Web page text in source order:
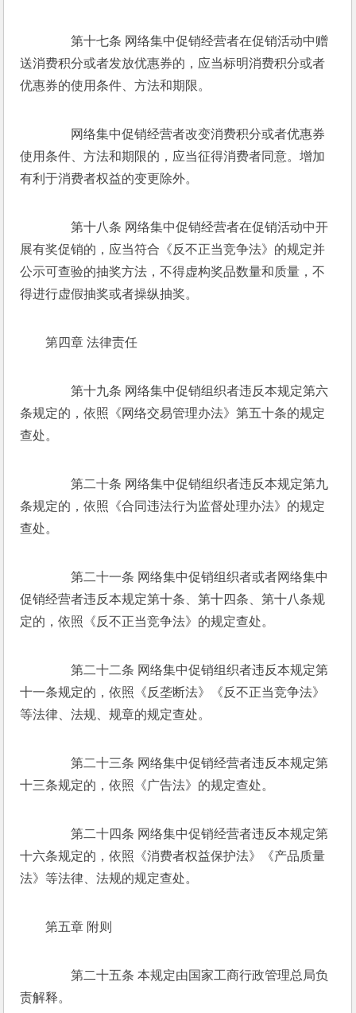
第十七条 网络集中促销经营者在促销活动中赠
送消费积分或者发放优惠券的，应当标明消费积分或者
优惠券的使用条件、方法和期限。
网络集中促销经营者改变消费积分或者优惠券
使用条件、方法和期限的，应当征得消费者同意。增加
有利于消费者权益的变更除外。
第十八条 网络集中促销经营者在促销活动中开
展有奖促销的，应当符合《反不正当竞争法》的规定并
公示可查验的抽奖方法，不得虚构奖品数量和质量，不
得进行虚假抽奖或者操纵抽奖。
第四章 法律责任
第十九条 网络集中促销组织者违反本规定第六
条规定的，依照《网络交易管理办法》第五十条的规定
查处。
第二十条 网络集中促销组织者违反本规定第九
条规定的，依照《合同违法行为监督处理办法》的规定
查处。
第二十一条 网络集中促销组织者或者网络集中
促销经营者违反本规定第十条、第十四条、第十八条规
定的，依照《反不正当竞争法》的规定查处。
第二十二条 网络集中促销组织者违反本规定第
十一条规定的，依照《反垄断法》《反不正当竞争法》
等法律、法规、规章的规定查处。
第二十三条 网络集中促销经营者违反本规定第
十三条规定的，依照《广告法》的规定查处。
第二十四条 网络集中促销经营者违反本规定第
十六条规定的，依照《消费者权益保护法》《产品质量
法》等法律、法规的规定查处。
第五章 附则
第二十五条 本规定由国家工商行政管理总局负
责解释。